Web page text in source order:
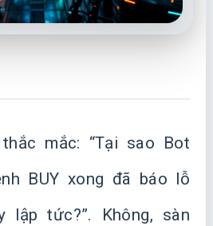
mắc: “Tại sao Bot
BUY xong đã báo lỗ
lập tức?”. Không, sàn